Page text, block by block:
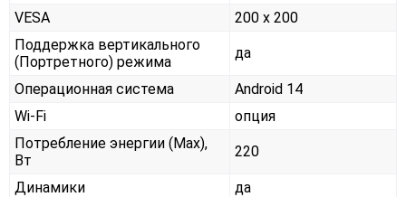
VESA
200 x 200
Поддержка вертикального
(Портретного) режима
да
Операционная система
Android 14
Wi-Fi
опция
Потребление энергии (Max),
Вт
220
Динамики
да